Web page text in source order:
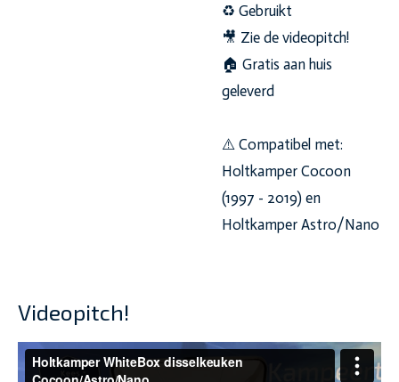
♻️ Gebruikt
🎥 Zie de videopitch!
🏠 Gratis aan huis
geleverd
⚠️ Compatibel met:
Holtkamper Cocoon
(1997 - 2019) en
Holtkamper Astro/Nano
Videopitch!